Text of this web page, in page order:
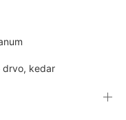
drvo, kedar